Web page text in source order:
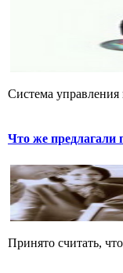
Система управления
Что же предлагали
Принято считать,